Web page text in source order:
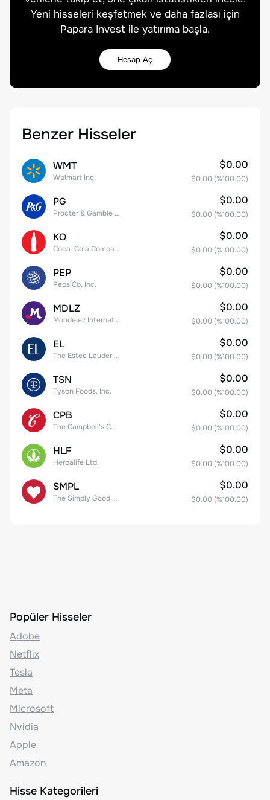
Yeni hisseleri keşfetmek ve daha fazlası için
Papara Invest ile yatırıma başla.
Hesap Aç
Benzer Hisseler
WMT
Walmart Inc.
$0.00
$0.00 (%100.00)
PG
Procter & Gamble Company
$0.00
$0.00 (%100.00)
KO
Coca-Cola Company
$0.00
$0.00 (%100.00)
PEP
PepsiCo, Inc.
$0.00
$0.00 (%100.00)
MDLZ
Mondelez International, Inc. Class A
$0.00
$0.00 (%100.00)
EL
The Estee Lauder Companies Inc. Class A
$0.00
$0.00 (%100.00)
TSN
Tyson Foods, Inc.
$0.00
$0.00 (%100.00)
CPB
The Campbell's Company Common Stock
$0.00
$0.00 (%100.00)
HLF
Herbalife Ltd.
$0.00
$0.00 (%100.00)
SMPL
The Simply Good Foods Company Common Stock
$0.00
$0.00 (%100.00)
Popüler Hisseler
Adobe
Netflix
Tesla
Meta
Microsoft
Nvidia
Apple
Amazon
Hisse Kategorileri